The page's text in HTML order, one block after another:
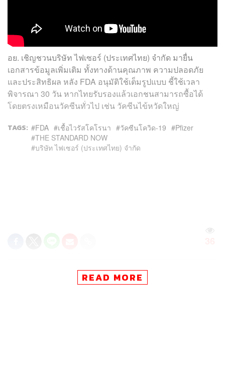
อย. เชิญชวนบริษัท ไฟเซอร์ (ประเทศไทย) จำกัด มายื่น
เอกสารข้อมูลเพิ่มเติม ทั้งทางด้านคุณภาพ ความปลอดภัย
และประสิทธิผล หลัง FDA อนุมัติใช้เต็มรูปแบบ ชี้ใช้เวลา
พิจารณา 30 วัน หากไทยรับรองแล้วเอกชนสามารถซื้อได้
โดยตรงเหมือนวัคซีนทั่วไป เช่น วัคซีนไข้หวัดใหญ่
TAGS: FDA เชื้อไวรัสโคโรนา วัคซีนโควิด-19
Pfizer
THE STANDARD NOW
บริษัท ไฟเซอร์ (ประเทศไทย) จํากัด
ABOUT THE AUTHOR
READ MORE